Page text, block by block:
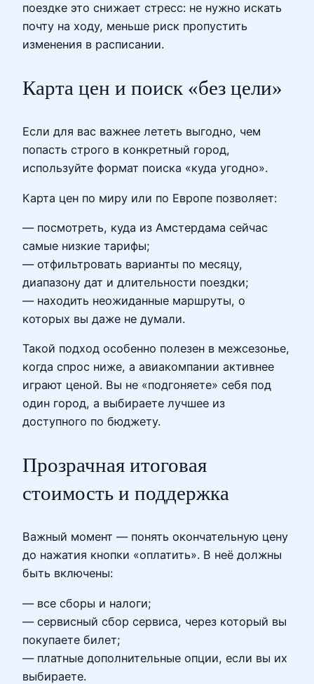
поездке это снижает стресс: не нужно искать
почту на ходу, меньше риск пропустить
изменения в расписании.
Карта цен и поиск «без цели»
Если для вас важнее лететь выгодно, чем
попасть строго в конкретный город,
используйте формат поиска «куда угодно».
Карта цен по миру или по Европе позволяет:
— посмотреть, куда из Амстердама сейчас
самые низкие тарифы;
— отфильтровать варианты по месяцу,
диапазону дат и длительности поездки;
— находить неожиданные маршруты, о
которых вы даже не думали.
Такой подход особенно полезен в межсезонье,
когда спрос ниже, а авиакомпании активнее
играют ценой. Вы не «подгоняете» себя под
один город, а выбираете лучшее из
доступного по бюджету.
Прозрачная итоговая
стоимость и поддержка
Важный момент — понять окончательную цену
до нажатия кнопки «оплатить». В неё должны
быть включены:
— все сборы и налоги;
— сервисный сбор сервиса, через который вы
покупаете билет;
— платные дополнительные опции, если вы их
выбираете.